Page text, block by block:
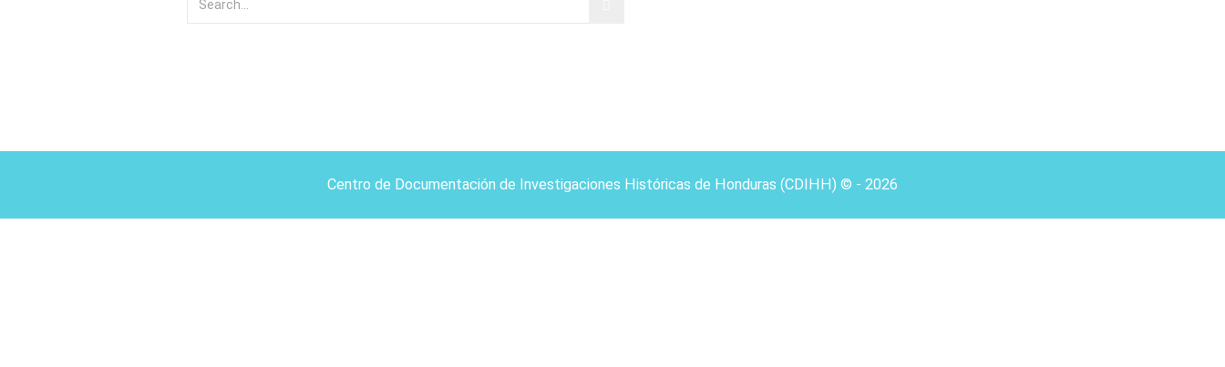
Centro de Documentación de Investigaciones Históricas de Honduras (CDIHH) © - 2026